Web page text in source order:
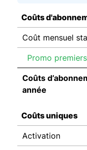
Coûts
Coût mensuel
Promo
Coûts
année
Coûts uniques
Activation